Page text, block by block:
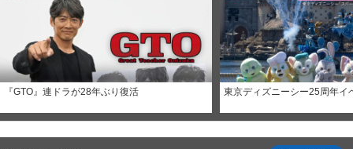
『GTO』連ドラが28年ぶり復活 東京ディズニーシー25周年イ